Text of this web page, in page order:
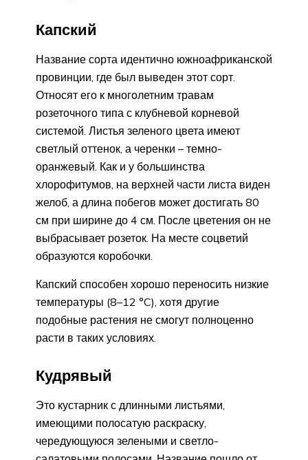
Капский
Название сорта идентично южноафриканской
провинции, где был выведен этот сорт.
Относят его к многолетним травам
розеточного типа с клубневой корневой
системой. Листья зеленого цвета имеют
светлый оттенок, а черенки – темно-
оранжевый. Как и у большинства
хлорофитумов, на верхней части листа виден
желоб, а длина побегов может достигать 80
см при ширине до 4 см. После цветения он не
выбрасывает розеток. На месте соцветий
образуются коробочки.
Капский способен хорошо переносить низкие
температуры (8–12 °C), хотя другие
подобные растения не смогут полноценно
расти в таких условиях.
Кудрявый
Это кустарник с длинными листьями,
имеющими полосатую раскраску,
чередующуюся зелеными и светло-